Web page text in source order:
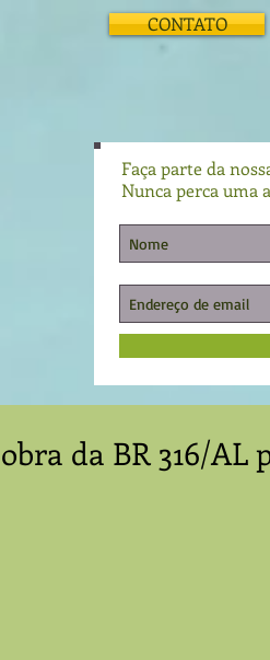
CONTATO
Faça parte da
Nunca perca uma
da BR 316/AL